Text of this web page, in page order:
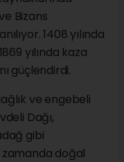
Bizans
1408 yılında
yılında kaza
güçlendirdi.
ve engebeli
Dağı,
gibi
zamanda doğal